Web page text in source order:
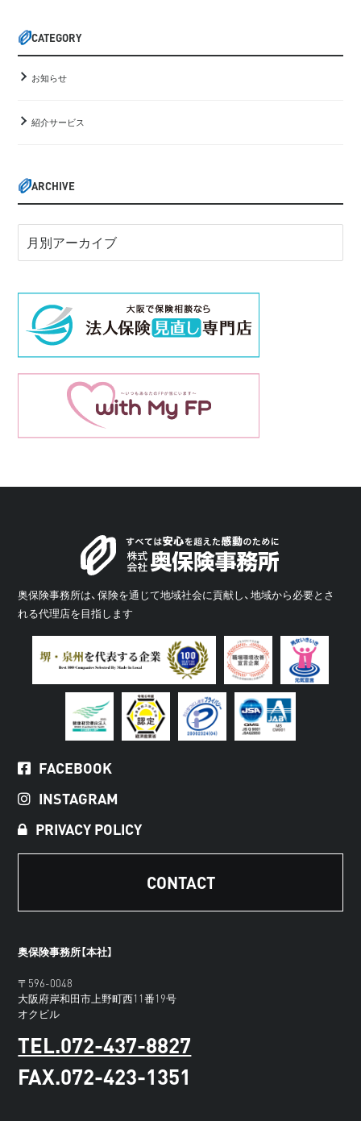
CATEGORY
お知らせ
紹介サービス
ARCHIVE
奥保険事務所は、保険を通じて地域社会に貢献し、地域から必要とさ
れる代理店を目指します
FACEBOOK
INSTAGRAM
PRIVACY POLICY
CONTACT
奥保険事務所【本社】
〒596-0048
大阪府岸和田市上野町西11番19号
オクビル
TEL.072-437-8827
FAX.072-423-1351